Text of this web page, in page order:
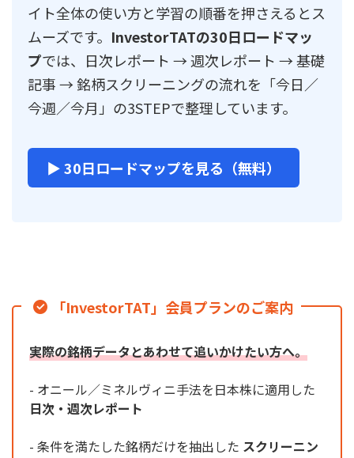
イト全体の使い方と学習の順番を押さえるとス
ムーズです。 InvestorTATの30日ロードマッ
プでは、日次レポート → 週次レポート → 基礎
記事 → 銘柄スクリーニングの流れを「今日／
今週／今月」の3STEPで整理しています。
▶ 30日ロードマップを見る（無料）
「InvestorTAT」会員プランのご案内
実際の銘柄データとあわせて追いかけたい方へ。
- オニール／ミネルヴィニ手法を日本株に適用した
日次・週次レポート
- 条件を満たした銘柄だけを抽出した スクリーニン